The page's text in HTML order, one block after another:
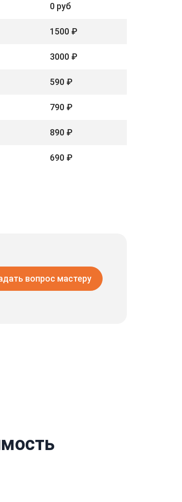
0 руб
1500 ₽
3000 ₽
590 ₽
790 ₽
890 ₽
690 ₽
вопрос мастеру